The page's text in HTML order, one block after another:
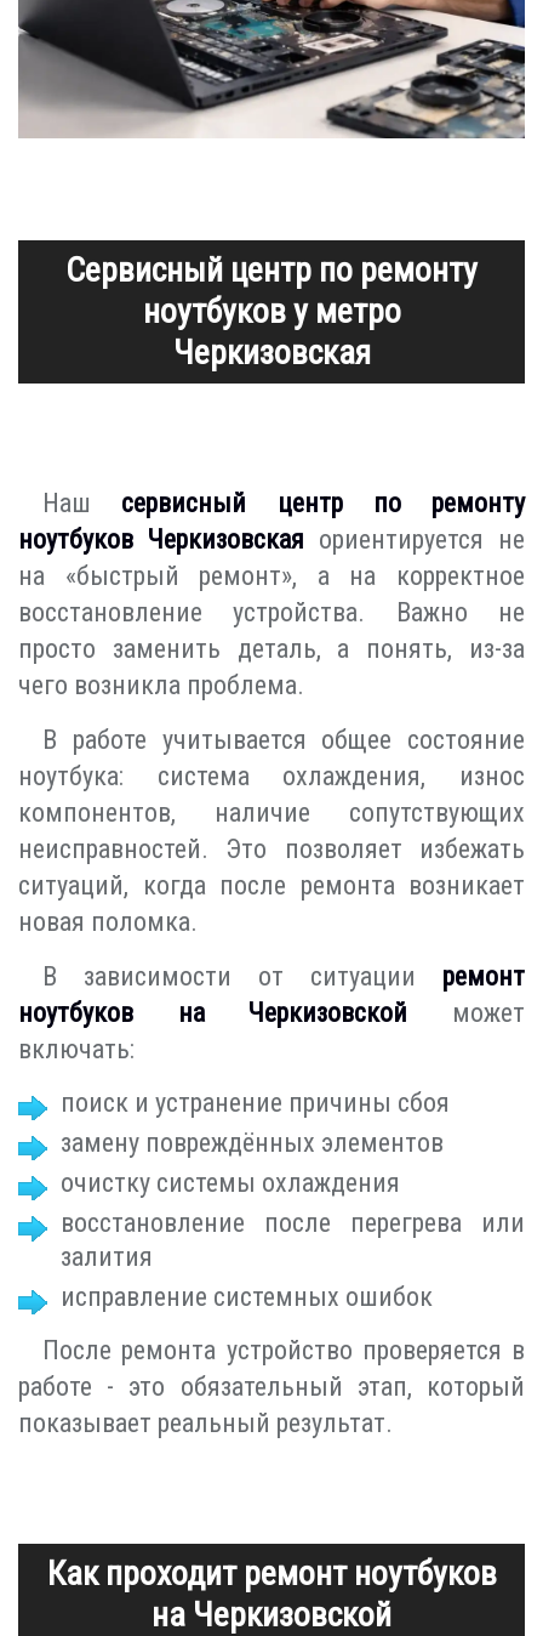
Сервисный центр по ремонту
ноутбуков у метро
Черкизовская
Наш сервисный центр по ремонту
ноутбуков Черкизовская ориентируется не
на «быстрый ремонт», а на корректное
восстановление устройства. Важно не
просто заменить деталь, а понять, из-за
чего возникла проблема.
В работе учитывается общее состояние
ноутбука: система охлаждения, износ
компонентов, наличие сопутствующих
неисправностей. Это позволяет избежать
ситуаций, когда после ремонта возникает
новая поломка.
В зависимости от ситуации ремонт
ноутбуков на Черкизовской может
включать:
поиск и устранение причины сбоя
замену повреждённых элементов
очистку системы охлаждения
восстановление после перегрева или
залития
исправление системных ошибок
После ремонта устройство проверяется в
работе - это обязательный этап, который
показывает реальный результат.
Как проходит ремонт ноутбуков
на Черкизовской